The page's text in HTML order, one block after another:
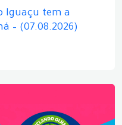
Iguaçu tem a
– (07.08.2026)